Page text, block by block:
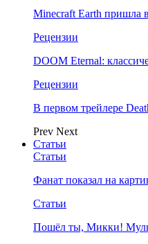
Minecraft Earth пришла
Рецензии
DOOM Eternal:
Рецензии
В первом трейлере
Prev Next
Статьи
Статьи
Фанат показал на
Статьи
Пошёл ты, Микки!